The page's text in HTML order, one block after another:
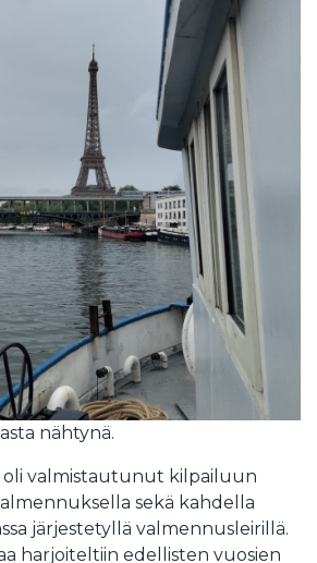
nähtynä.
valmistautunut kilpailuun
sekä kahdella
järjestetyllä valmennusleirillä.
harjoiteltiin edellisten vuosien